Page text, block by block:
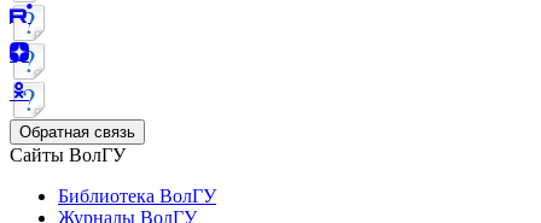
Обратная связь
Сайты ВолГУ
Библиотека ВолГУ
Журналы ВолГУ